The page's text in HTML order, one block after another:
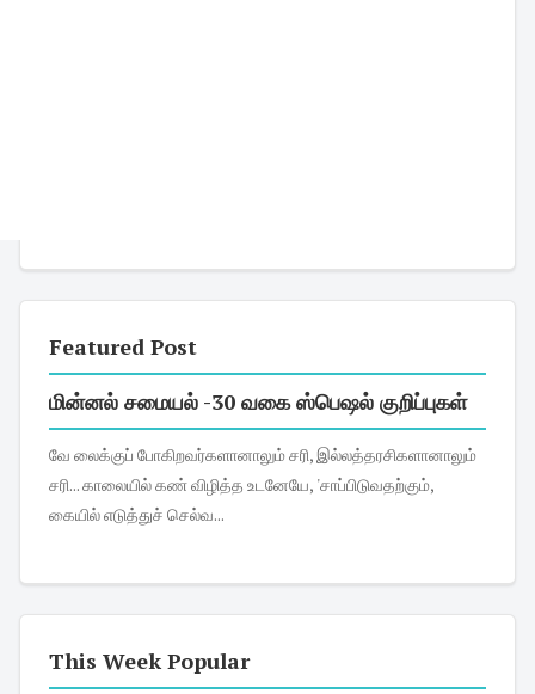
Featured Post
மின்னல் சமையல் -30 வகை ஸ்பெஷல் குறிப்புகள்
வே லைக்குப் போகிறவர்களானாலும் சரி, இல்லத்தரசிகளானாலும்
சரி... காலையில் கண் விழித்த உடனேயே, 'சாப்பிடுவதற்கும்,
கையில் எடுத்துச் செல்வ...
This Week Popular